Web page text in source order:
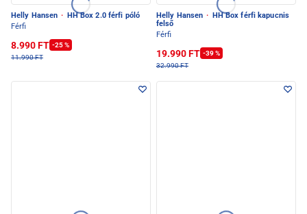
Helly Hansen ·
HH Box 2.0 férfi póló
Férfi
8.990 FT -25 %
11.990 FT
Helly Hansen ·
HH Box férfi kapucnis
felső
Férfi
19.990 FT -39 %
32.990 FT